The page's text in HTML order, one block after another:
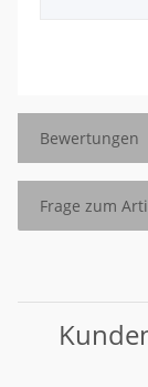
Bewertungen
Frage zum